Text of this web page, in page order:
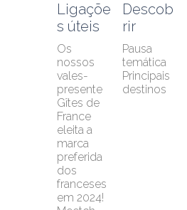
Ligaçõe
s úteis
Os
nossos
vales-
presente
Gîtes de
France
eleita a
marca
preferida
dos
franceses
em 2024!
Descob
rir
Pausa
temática
Principais
destinos